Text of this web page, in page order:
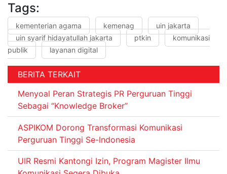
Tags:
kementerian agama kemenag
uin jakarta
uin syarif hidayatullah jakarta
ptkin
komunikasi
publik
layanan digital
BERITA TERKAIT
Menyoal Peran Strategis PR Perguruan Tinggi
Sebagai “Knowledge Broker”
ASPIKOM Dorong Transformasi Komunikasi
Perguruan Tinggi Se-Indonesia
UIR Resmi Kantongi Izin, Program Magister Ilmu